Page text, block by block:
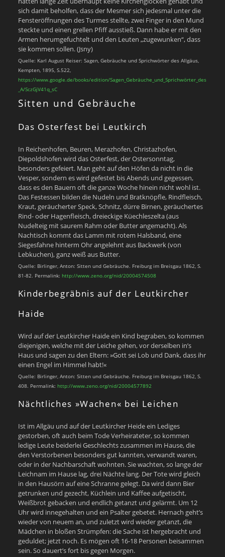
sich damit beholfen, dass der Mesmer sich jedesmal unter die
Fensteröffnungen des Turmes stellte, zwei Finger in den Mund
steckte und einen grellen Pfiff ausstieß. Dann habe er mit den
Armen herumgefuchtelt und den Leuten „zugewunken“, dass
sie kommen sollen. (Jsny)
Quelle: Karl August Reiser: Sagen, Gebräuche und Sprichwörter des Allgäus,
Kempten, 1895, S.522,
https://www.google.de/books/edition/Sagen_Gebräuche_und_Sprichwörter_des
_A/SczGjV41q_sC
Sitten und Gebräuche
Das Osterfest bei Leutkirch
In Reichenhofen, Beuren, Merazhofen, Christazhofen,
Diepoldshofen wird das Osterfest, der Ostersonntag,
besonders gefeiert. Man geht auf den Höfen da nicht in die
Vesper, sondern es wird gefestet bis Abends und gegessen,
dass es den Bauern oft die ganze Woche hinein nicht wohl ist.
Das Festessen bilden die Nudeln und Bratknöpfle, Rindfleisch,
Kraut, geräucherter Speck, Schnitz, dürre Birnen, geräuchertes
Rind- oder Hagenfleisch, dreieckige Küechleszelta (aus
Nudelteig mit saurem Rahm oder Butter angemacht). Als
Nachtisch kommt das Lamm mit rotem Halsband, eine
Siegesfahne hinterm Ohr angelehnt aus Backwerk (von
Lebkuchen), ganz weiß aus Butter.
Quelle: Birlinger, Anton: Sitten und Gebräuche. Freiburg im Breisgau 1862, S.
81-82. Permalink: http://www.zeno.org/nid/20004574508
Kinderbegräbnis auf der Leutkircher
Haide
Wird auf der Leutkircher Haide ein Kind begraben, so kommen
diejenigen, welche mit der Leiche gehen, vor derselben in’s
Haus und sagen zu den Eltern: »Gott sei Lob und Dank, dass ihr
einen Engel im Himmel habt!«
Quelle: Birlinger, Anton: Sitten und Gebräuche. Freiburg im Breisgau 1862, S.
408. Permalink: http://www.zeno.org/nid/20004577892
Nächtliches »Wachen« bei Leichen
Ist im Allgäu und auf der Leutkircher Heide ein Lediges
gestorben, oft auch beim Tode Verheirateter, so kommen
ledige Leute beiderlei Geschlechts zusammen im Hause, die
den Verstorbenen besonders gut kannten, verwandt waren,
oder in der Nachbarschaft wohnten. Sie wachten, so lange der
Leichnam im Hause lag, drei Nächte lang. Der Tote wird gleich
in den Hausörn auf eine Schranne gelegt. Da wird dann Bier
getrunken und gezecht, Küchlein und Kaffee aufgetischt,
Weißbrot gebacken und endlich getanzt und gelärmt. Um 12
Uhr wird innegehalten und ein Psalter gebetet. Hernach geht’s
wieder von neuem an, und zuletzt wird wieder getanzt, die
Mädchen in bloßen Strümpfen: die Sache ist hergebracht und
geduldet; jetzt noch. Es mögen oft 16-18 Personen beisammen
sein. So dauert’s fort bis gegen Morgen.